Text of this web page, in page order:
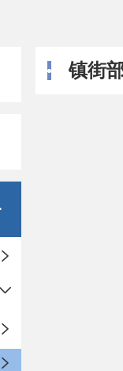
镇街